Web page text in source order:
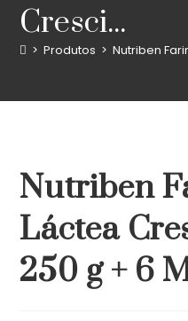
Cresci...
> Produtos > Nutriben
Nutriben
Láctea
250 g + 6